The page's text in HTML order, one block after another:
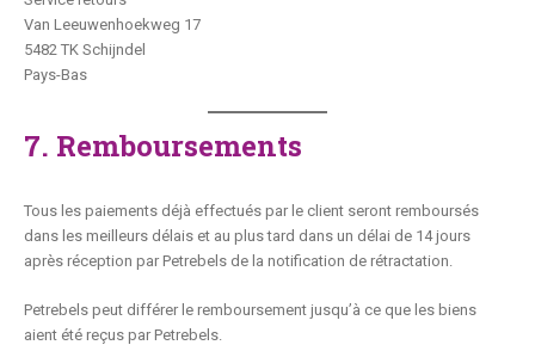
Van Leeuwenhoekweg 17
5482 TK Schijndel
Pays-Bas
7. Remboursements
Tous les paiements déjà effectués par le client seront remboursés
dans les meilleurs délais et au plus tard dans un délai de 14 jours
après réception par Petrebels de la notification de rétractation.
Petrebels peut différer le remboursement jusqu’à ce que les biens
aient été reçus par Petrebels.